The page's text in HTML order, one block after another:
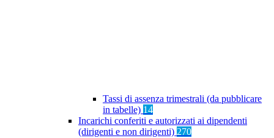
Tassi di assenza trimestrali (da pubblicare
in tabelle) 14
Incarichi conferiti e autorizzati ai dipendenti
(dirigenti e non dirigenti) 270